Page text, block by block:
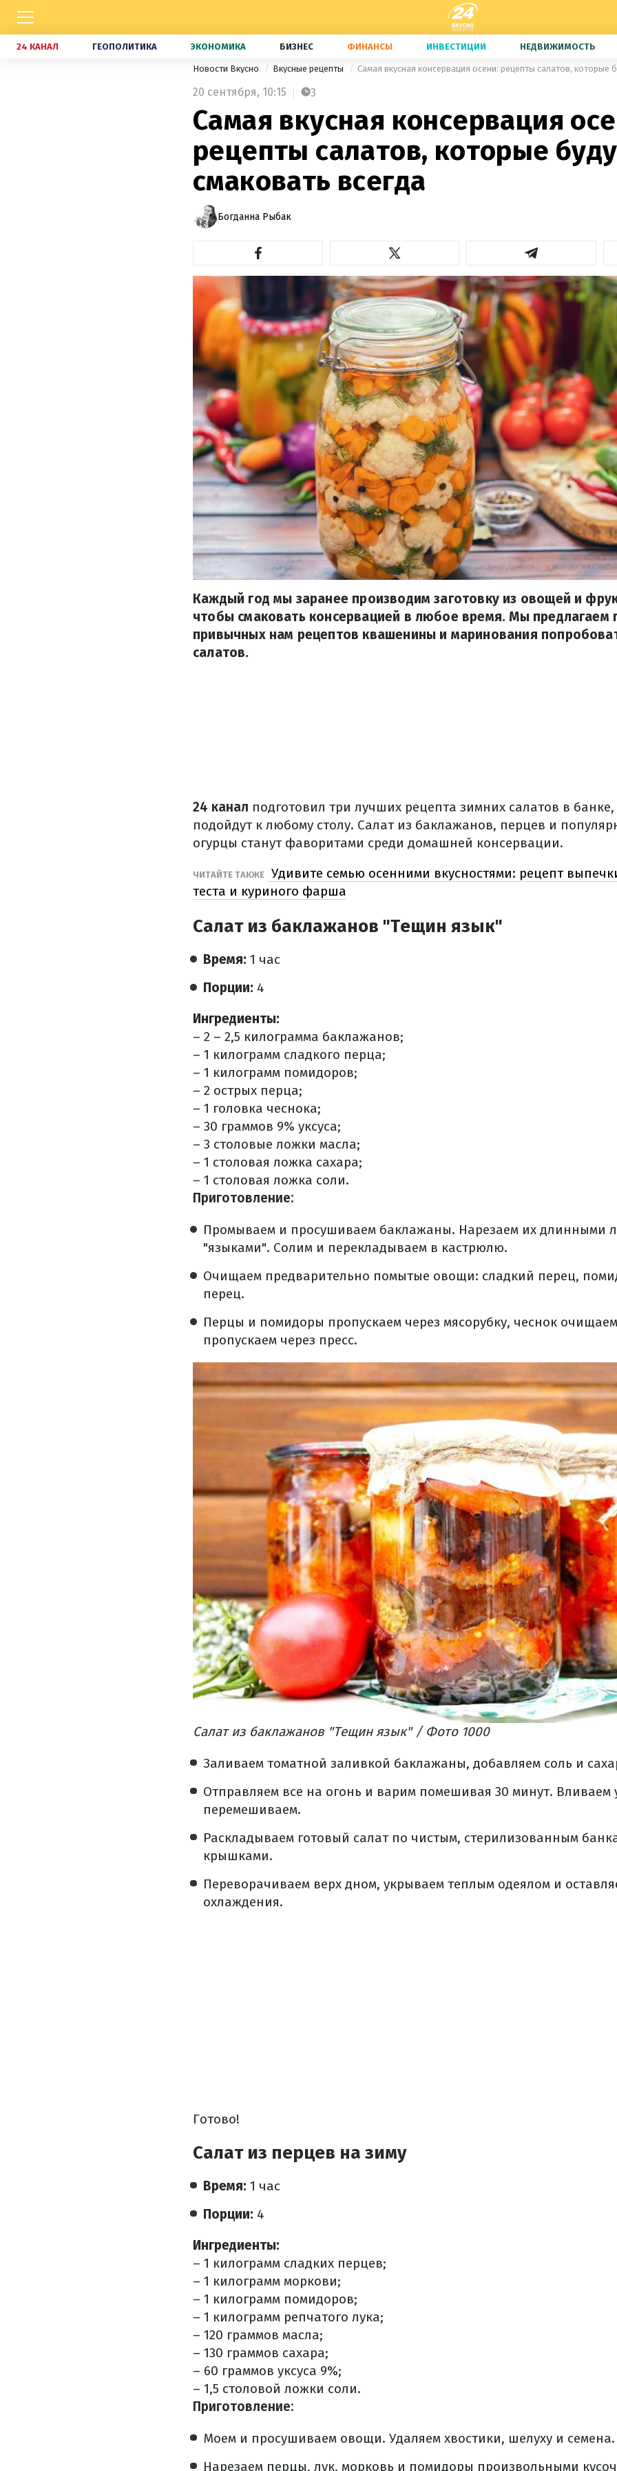
24 КАНАЛ ГЕОПОЛИТИКА ЭКОНОМИКА БИЗНЕС ФИНАНСЫ ИНВЕСТИЦИИ НЕДВИЖИМОСТЬ
Новости Вкусно Вкусные рецепты Самая вкусная консервация осени: рецепты салатов, которые
20 сентября, 10:15 3
Самая вкусная консервация
рецепты салатов, которые
смаковать всегда
Богданна Рыбак
Каждый год мы заранее производим заготовку из овощей и
чтобы смаковать консервацией в любое время. Мы предлагаем
привычных нам рецептов квашенины и маринования
салатов.
24 канал подготовил три лучших рецепта зимних салатов в
подойдут к любому столу. Салат из баклажанов, перцев и
огурцы станут фаворитами среди домашней консервации.
ЧИТАЙТЕ ТАКЖЕ
Удивите семью осенними вкусностями: рецепт
теста и куриного фарша
Салат из баклажанов "Тещин язык"
Время: 1 час
Порции: 4
Ингредиенты:
– 2 – 2,5 килограмма баклажанов;
– 1 килограмм сладкого перца;
– 1 килограмм помидоров;
– 2 острых перца;
– 1 головка чеснока;
– 30 граммов 9% уксуса;
– 3 столовые ложки масла;
– 1 столовая ложка сахара;
– 1 столовая ложка соли.
Приготовление:
Промываем и просушиваем баклажаны. Нарезаем их длинными
"языками". Солим и перекладываем в кастрюлю.
Очищаем предварительно помытые овощи: сладкий перец,
перец.
Перцы и помидоры пропускаем через мясорубку, чеснок
пропускаем через пресс.
Салат из баклажанов "Тещин язык" / Фото 1000
Заливаем томатной заливкой баклажаны, добавляем соль и
Отправляем все на огонь и варим помешивая 30 минут. Вливаем
перемешиваем.
Раскладываем готовый салат по чистым, стерилизованным
крышками.
Переворачиваем верх дном, укрываем теплым одеялом и
охлаждения.
Готово!
Салат из перцев на зиму
Время: 1 час
Порции: 4
Ингредиенты:
– 1 килограмм сладких перцев;
– 1 килограмм моркови;
– 1 килограмм помидоров;
– 1 килограмм репчатого лука;
– 120 граммов масла;
– 130 граммов сахара;
– 60 граммов уксуса 9%;
– 1,5 столовой ложки соли.
Приготовление:
Моем и просушиваем овощи. Удаляем хвостики, шелуху и семена.
Нарезаем перцы, лук, морковь и помидоры произвольными